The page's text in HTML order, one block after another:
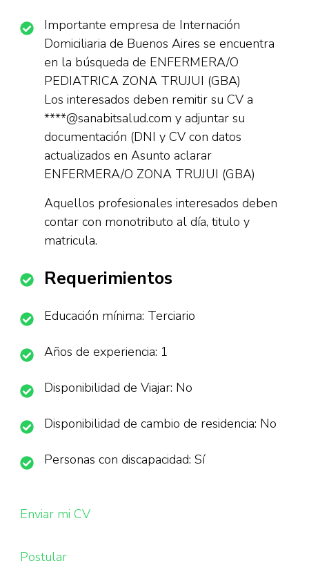
Importante empresa de Internación
Domiciliaria de Buenos Aires se encuentra
en la búsqueda de ENFERMERA/O
PEDIATRICA ZONA TRUJUI (GBA)
Los interesados deben remitir su CV a
****@sanabitsalud.com y adjuntar su
documentación (DNI y CV con datos
actualizados en Asunto aclarar
ENFERMERA/O ZONA TRUJUI (GBA)
Aquellos profesionales interesados deben
contar con monotributo al día, titulo y
matricula.
Requerimientos
Educación mínima: Terciario
Años de experiencia: 1
Disponibilidad de Viajar: No
Disponibilidad de cambio de residencia: No
Personas con discapacidad: Sí
Enviar mi CV
Postular